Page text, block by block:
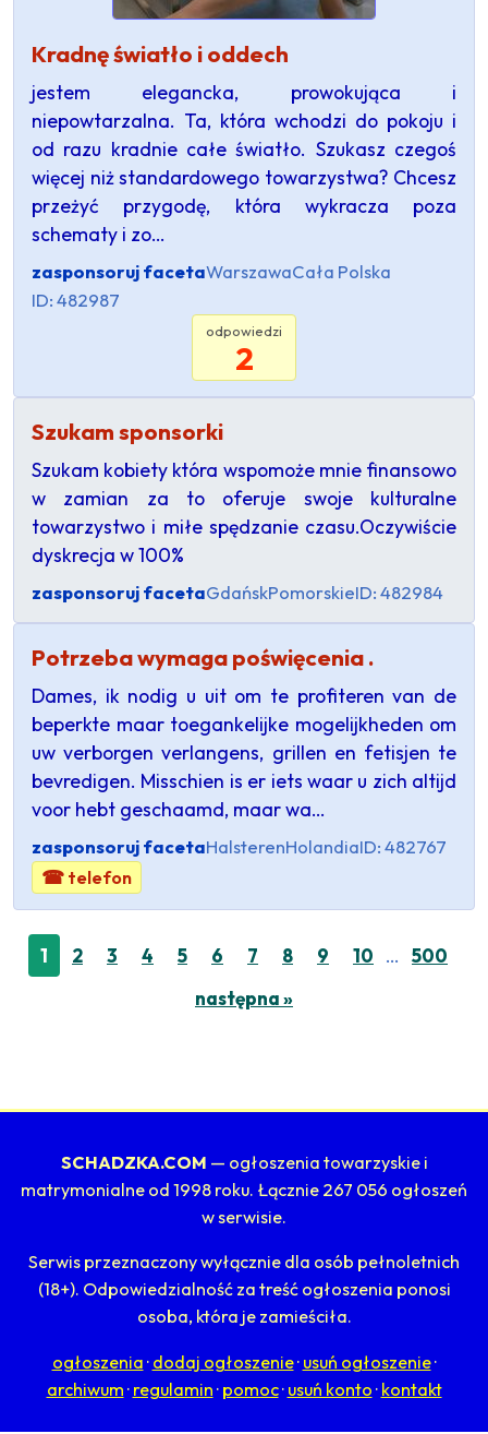
Kradnę światło i oddech
jestem elegancka, prowokująca i
niepowtarzalna. Ta, która wchodzi do pokoju i
od razu kradnie całe światło. Szukasz czegoś
więcej niż standardowego towarzystwa? Chcesz
przeżyć przygodę, która wykracza poza
schematy i zo…
zasponsoruj facetaWarszawaCała Polska
ID: 482987
odpowiedzi
2
Szukam sponsorki
Szukam kobiety która wspomoże mnie finansowo
w zamian za to oferuje swoje kulturalne
towarzystwo i miłe spędzanie czasu.Oczywiście
dyskrecja w 100%
zasponsoruj facetaGdańskPomorskieID: 482984
Potrzeba wymaga poświęcenia .
Dames, ik nodig u uit om te profiteren van de
beperkte maar toegankelijke mogelijkheden om
uw verborgen verlangens, grillen en fetisjen te
bevredigen. Misschien is er iets waar u zich altijd
voor hebt geschaamd, maar wa…
zasponsoruj facetaHalsterenHolandiaID: 482767
☎ telefon
1 2 3 4 5 6 7 8 9 10 …
500
następna »
SCHADZKA.COM — ogłoszenia towarzyskie i
matrymonialne od 1998 roku. Łącznie 267 056 ogłoszeń
w serwisie.
Serwis przeznaczony wyłącznie dla osób pełnoletnich
(18+). Odpowiedzialność za treść ogłoszenia ponosi
osoba, która je zamieściła.
ogłoszenia · dodaj ogłoszenie· usuń ogłoszenie·
archiwum · regulamin · pomoc· usuń konto · kontakt